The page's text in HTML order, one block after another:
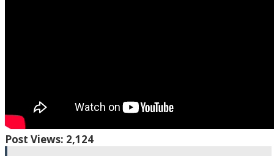
Post Views: 2,124